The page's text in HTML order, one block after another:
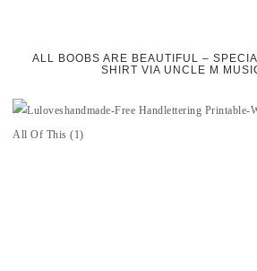
ALL BOOBS ARE BEAUTIFUL –
SHIRT VIA UNCLE M